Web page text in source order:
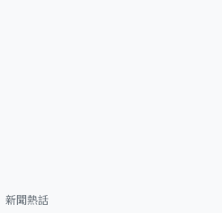
新聞熱話